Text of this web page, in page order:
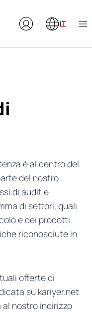
IT
è al centro del
del nostro
di audit e
di settori, quali
e dei prodotti
riconosciute in
offerte di
su kariyer.net
nostro indirizzo